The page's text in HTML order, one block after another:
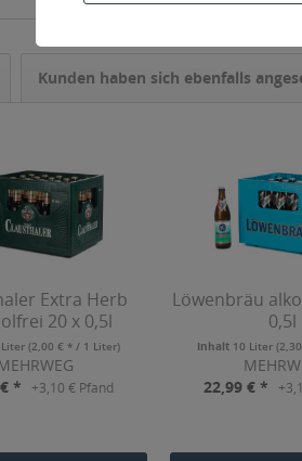
Kunden haben sich ebenfalls
Extra Herb
20 x 0,5l
Liter(2,00 € * / 1 Liter)
*
+3,10 € Pfand
Löwenbräu
0,5l
Inhalt 10 Liter
22,99 € *